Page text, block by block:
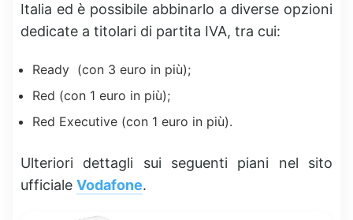
Italia ed è possibile abbinarlo a diverse opzioni
dedicate a titolari di partita IVA, tra cui:
Ready (con 3 euro in più);
Red (con 1 euro in più);
Red Executive (con 1 euro in più).
Ulteriori dettagli sui seguenti piani nel sito
ufficiale Vodafone.